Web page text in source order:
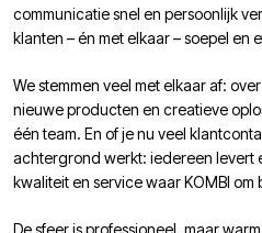
communicatie snel en persoonlijk
klanten – én met elkaar – soepel en
We stemmen veel met elkaar af:
nieuwe producten en creatieve
één team. En of je nu veel
achtergrond werkt: iedereen levert
kwaliteit en service waar KOMBI om
De sfeer is professioneel, maar